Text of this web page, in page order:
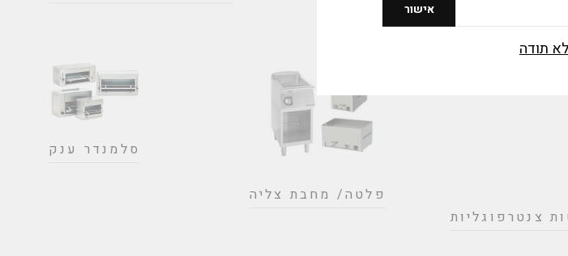
צנטרפוגליות
פלטה/ מחבת צליה
סלמנדר ענק
אישור
תודה